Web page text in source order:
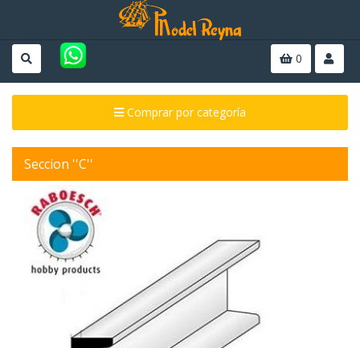
0
Comprar por categoría
Seccion ''C''